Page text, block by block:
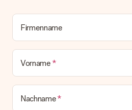
Firmenname
Vorname
Nachname